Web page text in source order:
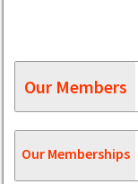
Our Members
Our Memberships